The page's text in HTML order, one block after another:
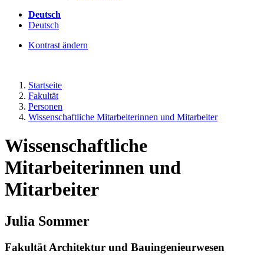
Deutsch
Deutsch
Kontrast ändern
Startseite
Fakultät
Personen
Wissenschaftliche Mitarbeiterinnen und Mitarbeiter
Wissenschaftliche
Mitarbeiterinnen und
Mitarbeiter
Julia Sommer
Fakultät Architektur und Bauingenieurwesen